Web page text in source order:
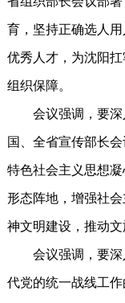
育，坚持正确选人
优秀人才，为沈阳
组织保障。
会议强调，要深
国、全省宣传部长
特色社会主义思想
形态阵地，增强社
神文明建设，推动文
会议强调，要深
代党的统一战线工